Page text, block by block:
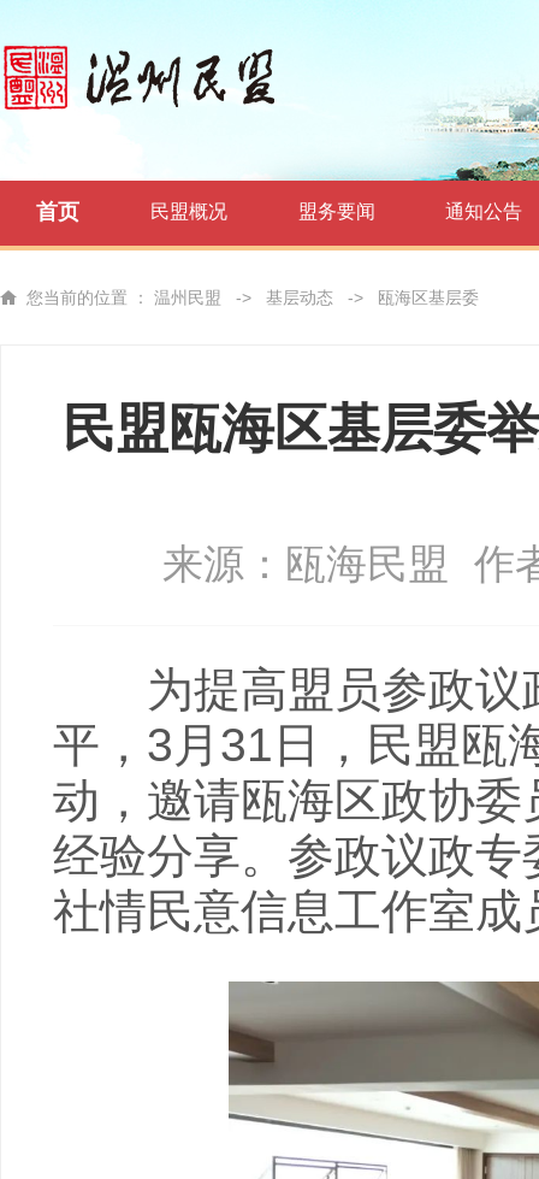
首页 民盟概况 盟务要闻 通知公告
您当前的位置 ： 温州民盟 -> 基层动态 -> 瓯海区基层委
民盟瓯海区基层委
来源：瓯海民盟 作
为提高盟员参政议
平，3月31日，民盟瓯
动，邀请瓯海区政协
经验分享。参政议政
社情民意信息工作室